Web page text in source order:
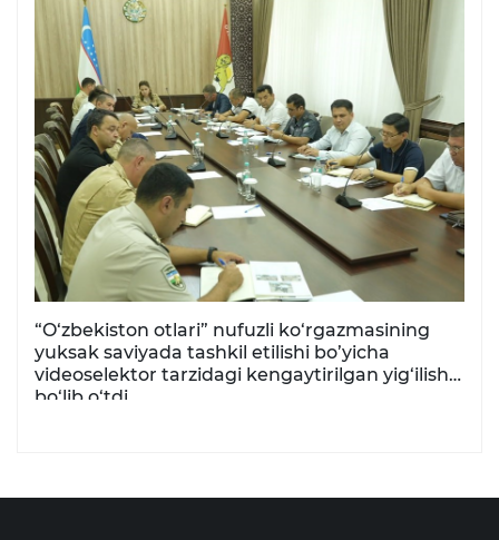
“O‘zbekiston otlari” nufuzli ko‘rgazmasining
yuksak saviyada tashkil etilishi bo’yicha
videoselektor tarzidagi kengaytirilgan yig‘ilish
bo‘lib o‘tdi